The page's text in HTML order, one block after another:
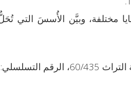
مختلفة، وبيَّن الأُسسَ التي